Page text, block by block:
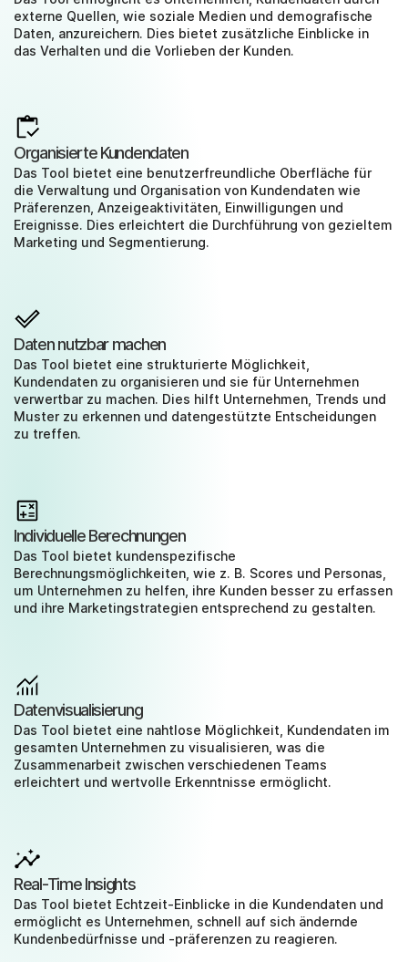
externe Quellen, wie soziale Medien und demografische
Daten, anzureichern. Dies bietet zusätzliche Einblicke in
das Verhalten und die Vorlieben der Kunden.
Organisierte Kundendaten
Das Tool bietet eine benutzerfreundliche Oberfläche für
die Verwaltung und Organisation von Kundendaten wie
Präferenzen, Anzeigeaktivitäten, Einwilligungen und
Ereignisse. Dies erleichtert die Durchführung von gezieltem
Marketing und Segmentierung.
Daten nutzbar machen
Das Tool bietet eine strukturierte Möglichkeit,
Kundendaten zu organisieren und sie für Unternehmen
verwertbar zu machen. Dies hilft Unternehmen, Trends und
Muster zu erkennen und datengestützte Entscheidungen
zu treffen.
Individuelle Berechnungen
Das Tool bietet kundenspezifische
Berechnungsmöglichkeiten, wie z. B. Scores und Personas,
um Unternehmen zu helfen, ihre Kunden besser zu erfassen
und ihre Marketingstrategien entsprechend zu gestalten.
Datenvisualisierung
Das Tool bietet eine nahtlose Möglichkeit, Kundendaten im
gesamten Unternehmen zu visualisieren, was die
Zusammenarbeit zwischen verschiedenen Teams
erleichtert und wertvolle Erkenntnisse ermöglicht.
Real-Time Insights
Das Tool bietet Echtzeit-Einblicke in die Kundendaten und
ermöglicht es Unternehmen, schnell auf sich ändernde
Kundenbedürfnisse und -präferenzen zu reagieren.